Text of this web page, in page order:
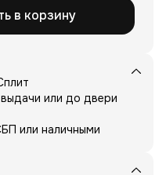
в корзину
или до двери
или наличными